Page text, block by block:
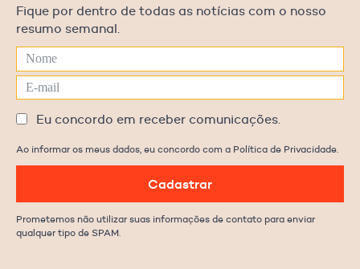
Fique por dentro de todas as notícias com o nosso
resumo semanal.
Eu concordo em receber comunicações.
Ao informar os meus dados, eu concordo com a Política de Privacidade.
Cadastrar
Prometemos não utilizar suas informações de contato para enviar
qualquer tipo de SPAM.